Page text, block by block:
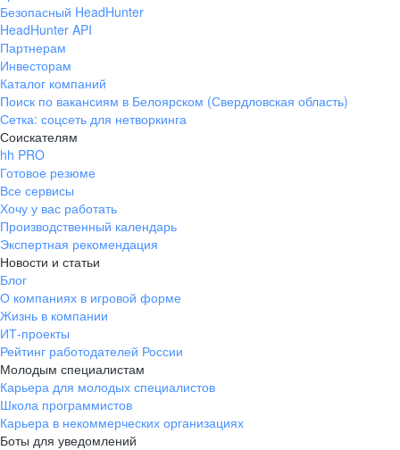
Безопасный HeadHunter
HeadHunter API
Партнерам
Инвесторам
Каталог компаний
Поиск по вакансиям в Белоярском (Свердловская область)
Сетка: соцсеть для нетворкинга
Соискателям
hh PRO
Готовое резюме
Все сервисы
Хочу у вас работать
Производственный календарь
Экспертная рекомендация
Новости и статьи
Блог
О компаниях в игровой форме
Жизнь в компании
ИТ-проекты
Рейтинг работодателей России
Молодым специалистам
Карьера для молодых специалистов
Школа программистов
Карьера в некоммерческих организациях
Боты для уведомлений